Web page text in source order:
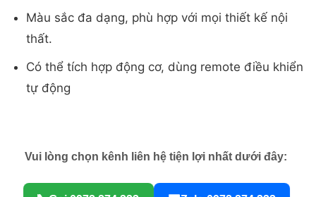
Màu sắc đa dạng, phù hợp với mọi thiết kế nội
thất.
Có thể tích hợp động cơ, dùng remote điều khiển
tự động
Vui lòng chọn kênh liên hệ tiện lợi nhất dưới đây: